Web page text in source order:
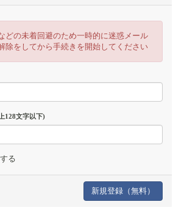
どの未着回避のため一時的に迷惑メール
除をしてから手続きを開始してください
128文字以下)
る